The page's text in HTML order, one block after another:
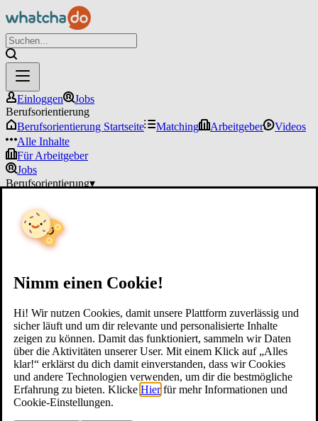
Nimm einen Cookie!
Hi! Wir nutzen Cookies, damit unsere Plattform zuverlässig und
sicher läuft und um dir relevante und personalisierte Inhalte
zeigen zu können. Damit das funktioniert, sammeln wir Daten
über die Aktivitäten unserer User. Mit einem Klick auf „Alles
klar!“ erklärst du dich damit einverstanden, dass wir Cookies
und andere Technologien verwenden, um dir die bestmögliche
Erfahrung zu bieten. Klicke Hier für mehr Informationen und
Cookie-Einstellungen.
Einloggen
Jobs
Berufsorientierung
Berufsorientierung Startseite
Matching Arbeitgeber
Videos
Alle Inhalte
Für Arbeitgeber
Jobs
Berufsorientierung▾